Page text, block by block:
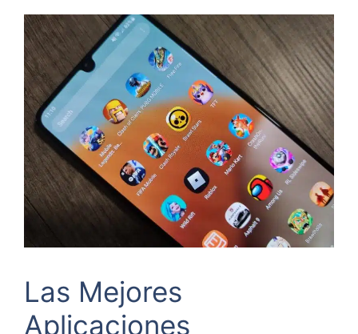
Las Mejores
Aplicaciones